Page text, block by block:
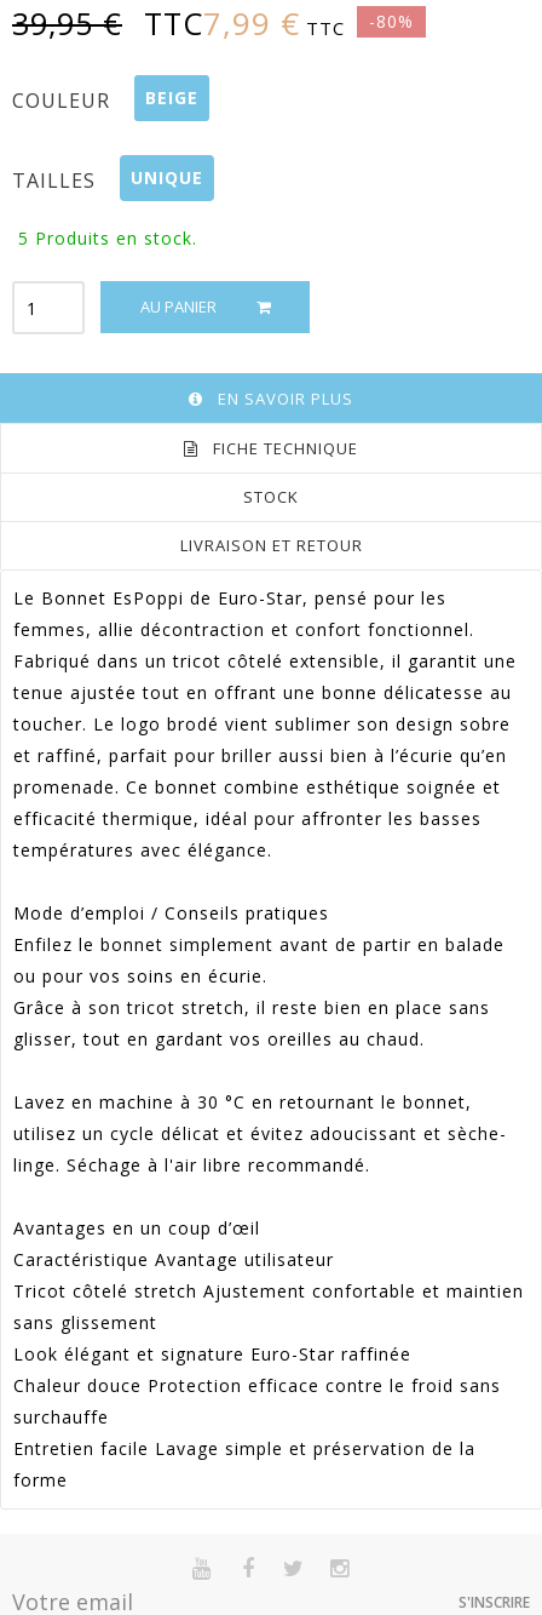
39,95 € TTC7,99 € TTC -80%
COULEUR BEIGE
TAILLES UNIQUE
5 Produits en stock.
AU PANIER
EN SAVOIR PLUS
FICHE TECHNIQUE
STOCK
LIVRAISON ET RETOUR
Le Bonnet EsPoppi de Euro-Star, pensé pour les
femmes, allie décontraction et confort fonctionnel.
Fabriqué dans un tricot côtelé extensible, il garantit une
tenue ajustée tout en offrant une bonne délicatesse au
toucher. Le logo brodé vient sublimer son design sobre
et raffiné, parfait pour briller aussi bien à l’écurie qu’en
promenade. Ce bonnet combine esthétique soignée et
efficacité thermique, idéal pour affronter les basses
températures avec élégance.
Mode d’emploi / Conseils pratiques
Enfilez le bonnet simplement avant de partir en balade
ou pour vos soins en écurie.
Grâce à son tricot stretch, il reste bien en place sans
glisser, tout en gardant vos oreilles au chaud.
Lavez en machine à 30 °C en retournant le bonnet,
utilisez un cycle délicat et évitez adoucissant et sèche-
linge. Séchage à l'air libre recommandé.
Avantages en un coup d’œil
Caractéristique Avantage utilisateur
Tricot côtelé stretch Ajustement confortable et maintien
sans glissement
Look élégant et signature Euro-Star raffinée
Chaleur douce Protection efficace contre le froid sans
surchauffe
Entretien facile Lavage simple et préservation de la
forme
Promotion
Sur commande Indisponible
S'INSCRIRE